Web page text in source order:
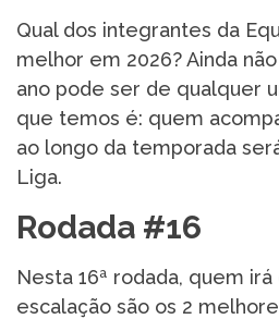
Qual dos integrantes da
melhor em 2026? Ainda
ano pode ser de qualquer
que temos é: quem
ao longo da temporada
Liga.
Rodada #16
Nesta 16ª rodada, quem
escalação são os 2